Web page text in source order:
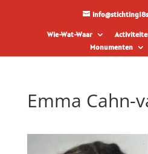
Wie-Wat-Waar
Monumenten
Emma Cahn-